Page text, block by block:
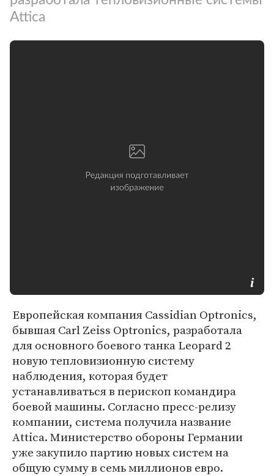
Attica
Европейская компания Cassidian Optronics,
бывшая Carl Zeiss Optronics, разработала
для основного боевого танка Leopard 2
новую тепловизионную систему
наблюдения, которая будет
устанавливаться в перископ командира
боевой машины. Согласно пресс-релизу
компании, система получила название
Attica. Министерство обороны Германии
уже закупило партию новых систем на
общую сумму в семь миллионов евро.